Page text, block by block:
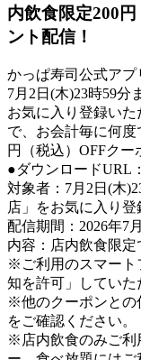
内飲食限定200
ント配信！
かっぱ寿司公式アプ
7月2日(木)23時59分
お気に入り登録いた
で、お会計毎に何
円（税込）OFFクー
●ダウンロードURL：
対象者：7月2日(木
店」をお気に入り登
配信期間：2026年7
内容：店内飲食限定
※ご利用のスマート
知を許可」していた
※他のクーポンとの
をご確認ください。
※店内飲食のみご利